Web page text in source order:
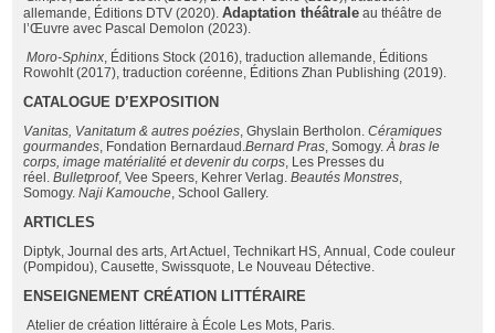
allemande, Éditions DTV (2020).Adaptation théâtrale au théâtre de
l’Œuvre avec Pascal Demolon (2023).
Moro-Sphinx , Éditions Stock (2016), traduction allemande, Éditions
Rowohlt (2017), traduction coréenne, Éditions Zhan Publishing (2019).
CATALOGUE D’EXPOSITION
Vanitas, Vanitatum & autres poézies , Ghyslain Bertholon.Céramiques
gourmandes , Fondation Bernardaud.Bernard Pras , Somogy.À bras le
corps, image matérialité et devenir du corps , Les Presses du
réel.Bulletproof, Vee Speers, Kehrer Verlag.Beautés Monstres
Somogy. Naji Kamouche , School Gallery.
ARTICLES
Diptyk, Journal des arts, Art Actuel, Technikart HS, Annual, Code couleur
(Pompidou), Causette, Swissquote, Le Nouveau Détective.
ENSEIGNEMENT CRÉATION LITTÉRAIRE
Atelier de création littéraire à École Les Mots, Paris.